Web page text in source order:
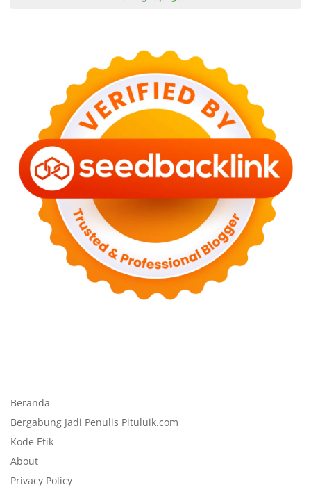
Beranda
Bergabung Jadi Penulis Pituluik.com
Kode Etik
About
Privacy Policy